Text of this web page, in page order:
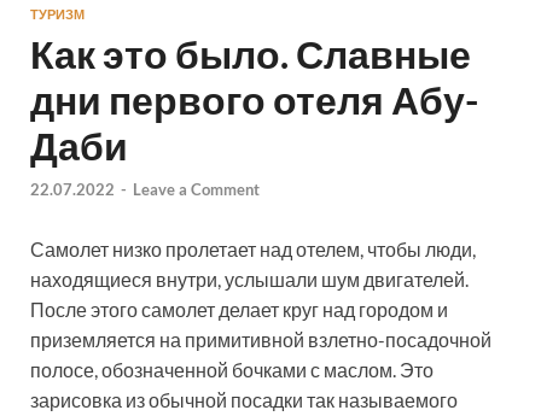
ТУРИЗМ
Как это было. Славные
дни первого отеля Абу-
Даби
22.07.2022 - Leave a Comment
Самолет низко пролетает над отелем, чтобы люди,
находящиеся внутри, услышали шум двигателей.
После этого самолет делает круг над городом и
приземляется на примитивной взлетно-посадочной
полосе, обозначенной бочками с маслом. Это
зарисовка из обычной посадки так называемого